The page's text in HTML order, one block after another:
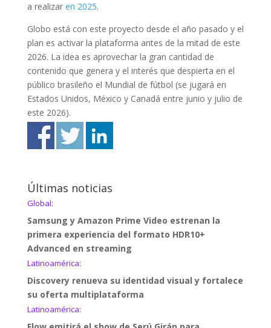
a realizar en 2025.
Globo está con este proyecto desde el año pasado y el
plan es activar la plataforma antes de la mitad de este
2026. La idea es aprovechar la gran cantidad de
contenido que genera y el interés que despierta en el
público brasileño el Mundial de fútbol (se jugará en
Estados Unidos, México y Canadá entre junio y julio de
este 2026).
Últimas noticias
Global:
Samsung y Amazon Prime Video estrenan la
primera experiencia del formato HDR10+
Advanced en streaming
Latinoamérica:
Discovery renueva su identidad visual y fortalece
su oferta multiplataforma
Latinoamérica: